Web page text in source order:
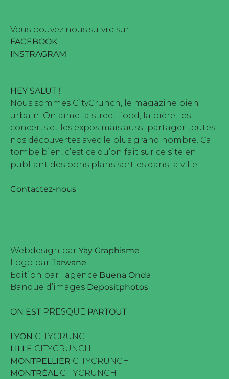
par Buena Onda Web •
Vous pouvez nous suivre sur :
FACEBOOK
INSTRAGRAM
HEY SALUT !
Nous sommes CityCrunch, le magazine bien
urbain. On aime la street-food, la bière, les
concerts et les expos mais aussi partager toutes
nos découvertes avec le plus grand nombre. Ça
tombe bien, c’est ce qu’on fait sur ce site en
publiant des bons plans sorties dans la ville.
Contactez-nous
Webdesign par Yay Graphisme
Logo par Tarwane
Edition par l'agence Buena Onda
Banque d’images Depositphotos
ON EST PRESQUE PARTOUT
LYON CITYCRUNCH
LILLE CITYCRUNCH
MONTPELLIER CITYCRUNCH
MONTRÉAL CITYCRUNCH